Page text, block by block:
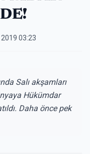
2019 03:23
Salı akşamları
Hükümdar
Daha önce pek